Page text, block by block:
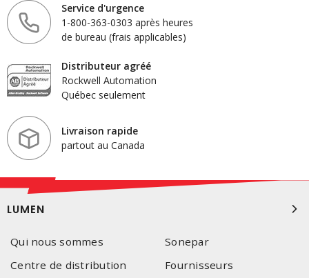
Service d'urgence
1-800-363-0303 après heures
de bureau (frais applicables)
Distributeur agréé
Rockwell Automation
Québec seulement
Livraison rapide
partout au Canada
LUMEN
Qui nous sommes
Sonepar
Centre de distribution
Fournisseurs